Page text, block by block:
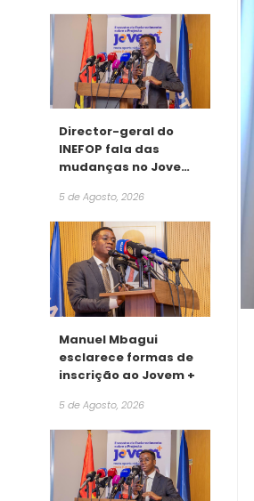
Director-geral do
INEFOP fala das
mudanças no Jovem
5 de Agosto, 2026
Manuel Mbagui
esclarece formas de
inscrição ao Jovem +
5 de Agosto, 2026